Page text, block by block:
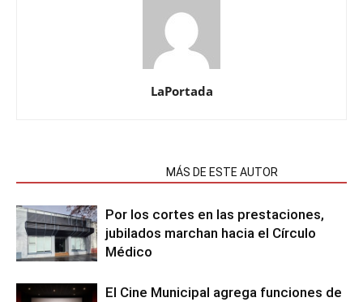
LaPortada
MÁS DE ESTE AUTOR
Por los cortes en las prestaciones,
jubilados marchan hacia el Círculo
Médico
El Cine Municipal agrega funciones de